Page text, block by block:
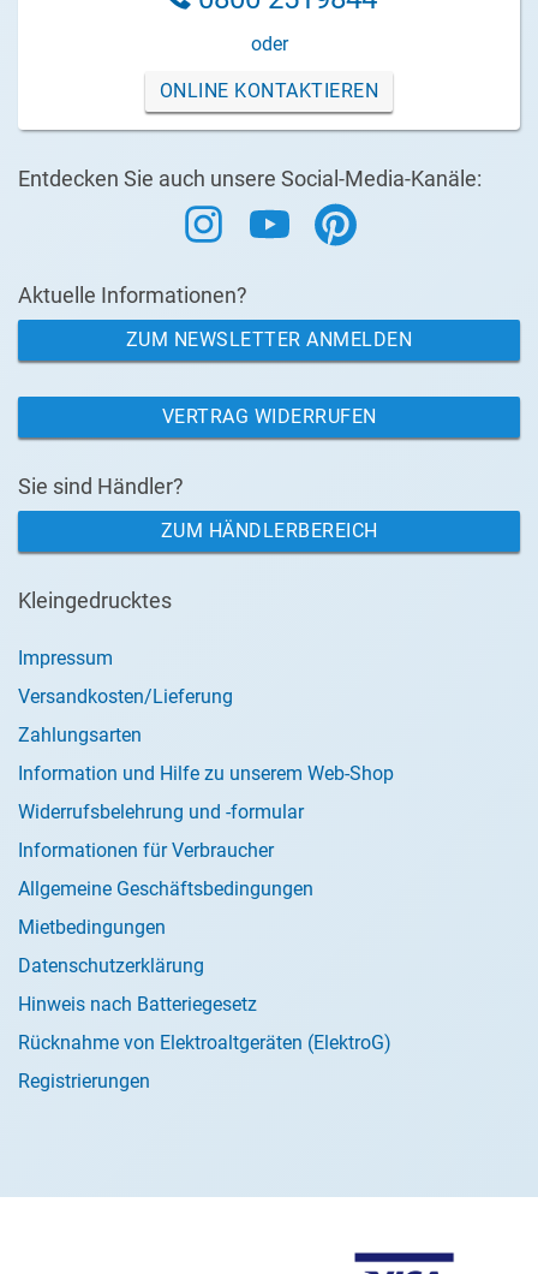
oder
ONLINE KONTAKTIEREN
Entdecken Sie auch unsere Social-Media-Kanäle:
Aktuelle Informationen?
ZUM NEWSLETTER ANMELDEN
VERTRAG WIDERRUFEN
Sie sind Händler?
ZUM HÄNDLERBEREICH
Kleingedrucktes
Impressum
Versandkosten/Lieferung
Zahlungsarten
Information und Hilfe zu unserem Web-Shop
Widerrufsbelehrung und -formular
Informationen für Verbraucher
Allgemeine Geschäftsbedingungen
Mietbedingungen
Datenschutzerklärung
Hinweis nach Batteriegesetz
Rücknahme von Elektroaltgeräten (ElektroG)
Registrierungen